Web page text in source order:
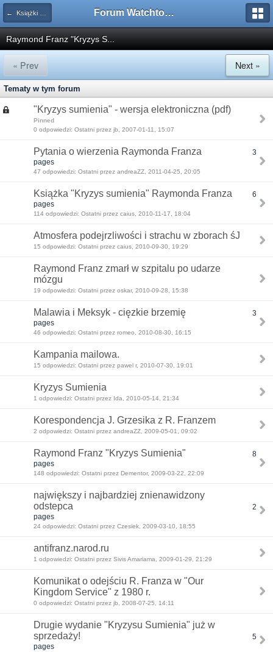
← Książki na temat ŚJ Forum Watchtower
Raymond Franz "Kryzys S...
« Prev Next »
Tematy w tym forum
"Kryzys sumienia" - wersja elektroniczna (pdf)
Pinned
0 odpowiedzi: Ostatni przez jb, 2007-01-11, 15:07
Pytania o wierzenia Raymonda Franza
3
pages
47 odpowiedzi: Ostatni przez andreaZZ, 2011-04-25, 20:05
Książka "Kryzys sumienia" Raymonda Franza
6
pages
114 odpowiedzi: Ostatni przez caius, 2010-11-17, 18:04
Atmosfera podejrzliwości i strachu w zborach śJ
15 odpowiedzi: Ostatni przez caius, 2010-09-30, 19:29
Raymond Franz zmarł w szpitalu po udarze
mózgu
19 odpowiedzi: Ostatni przez oskar, 2010-09-28, 15:38
Malawia i Meksyk - cięzkie brzemię
3
pages
46 odpowiedzi: Ostatni przez romeo, 2010-08-30, 16:15
Kampania mailowa.
15 odpowiedzi: Ostatni przez pawel r, 2010-07-30, 19:01
Kryzys Sumienia
1 odpowiedzi: Ostatni przez Ida, 2010-05-14, 21:34
Korespondencja J. Grzesika z R. Franzem
2 odpowiedzi: Ostatni przez andreaZZ, 2009-05-01, 09:02
Raymond Franz "Kryzys Sumienia"
8
pages
148 odpowiedzi: Ostatni przez Dementor, 2009-03-22, 22:09
największy i najbardziej znienawidzony
odstepca
2
pages
24 odpowiedzi: Ostatni przez Czesiek, 2009-03-10, 18:55
antifranz.narod.ru
1 odpowiedzi: Ostatni przez Sivis Amariama, 2009-01-29, 21:29
Komunikat o odejściu R. Franza w "Our
Kingdom Service" z 1980 r.
0 odpowiedzi: Ostatni przez jb, 2008-07-25, 14:11
Drugie wydanie "Kryzysu Sumienia" już w
sprzedaży!
5
pages